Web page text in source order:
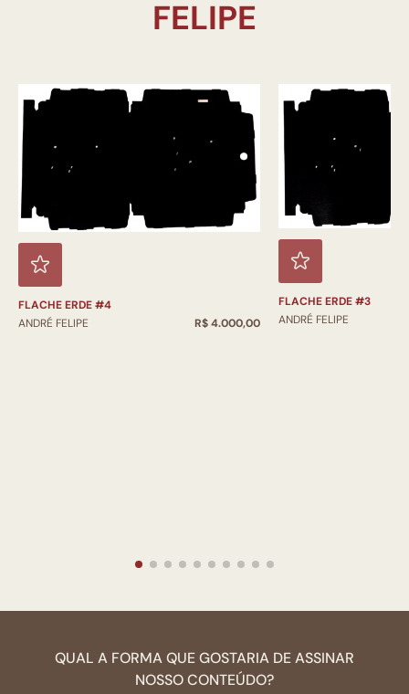
FLACHE ERDE #4
ANDRÉ FELIPE
R$ 4.000,00
FLACHE ERDE #3
ANDRÉ FELIPE
QUAL A FORMA QUE GOSTARIA DE ASSINAR
NOSSO CONTEÚDO?